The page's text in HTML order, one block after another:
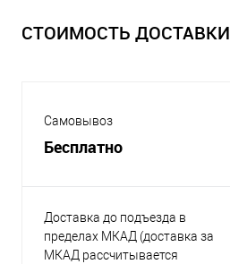
СТОИМОСТЬ ДОСТАВКИ
Самовывоз
Бесплатно
Доставка до подъезда в
пределах МКАД (доставка за
МКАД рассчитывается